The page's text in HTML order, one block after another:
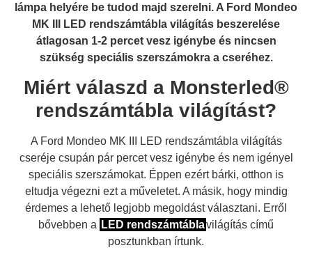
lámpa helyére be tudod majd szerelni. A Ford Mondeo
MK III LED rendszámtábla világítás beszerelése
átlagosan 1-2 percet vesz igénybe és nincsen
szükség speciális szerszámokra a cseréhez.
Miért válaszd a Monsterled®
rendszámtábla világítást?
A Ford Mondeo MK III LED rendszámtábla világítás
cseréje csupán pár percet vesz igénybe és nem igényel
speciális szerszámokat. Éppen ezért bárki, otthon is
eltudja végezni ezt a műveletet. A másik, hogy mindig
érdemes a lehető legjobb megoldást választani. Erről
bővebben a LED rendszámtáblavilágítás című
posztunkban írtunk.